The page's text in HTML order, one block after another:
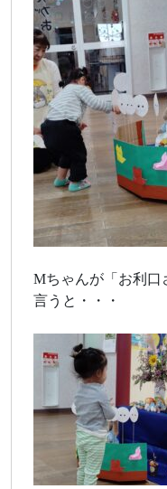
Mちゃんが「お利口
言うと・・・